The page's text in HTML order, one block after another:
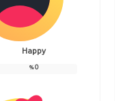
Happy
0
%